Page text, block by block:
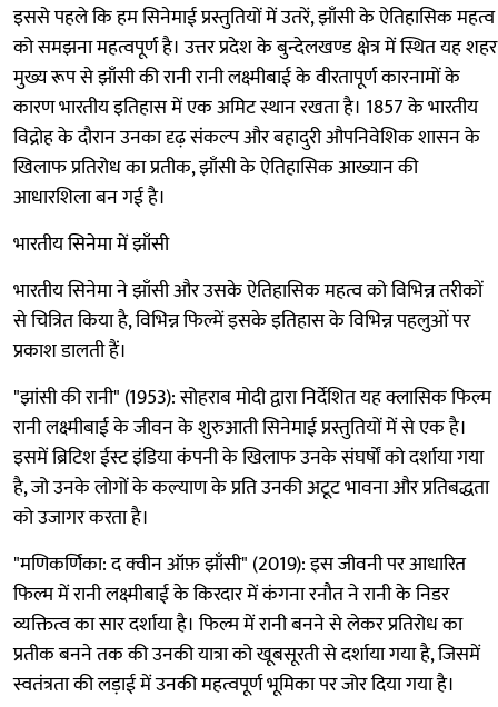
इससे पहले कि हम सिनेमाई प्रस्तुतियों में उतरें, झाँसी के ऐतिहासिक महत्व
को समझना महत्वपूर्ण है। उत्तर प्रदेश के बुन्देलखण्ड क्षेत्र में स्थित यह शहर
मुख्य रूप से झाँसी की रानी रानी लक्ष्मीबाई के वीरतापूर्ण कारनामों के
कारण भारतीय इतिहास में एक अमिट स्थान रखता है। 1857 के भारतीय
विद्रोह के दौरान उनका दृढ़ संकल्प और बहादुरी औपनिवेशिक शासन के
खिलाफ प्रतिरोध का प्रतीक, झाँसी के ऐतिहासिक आख्यान की
आधारशिला बन गई है।
भारतीय सिनेमा में झाँसी
भारतीय सिनेमा ने झाँसी और उसके ऐतिहासिक महत्व को विभिन्न तरीकों
से चित्रित किया है, विभिन्न फिल्में इसके इतिहास के विभिन्न पहलुओं पर
प्रकाश डालती हैं।
"झांसी की रानी" (1953): सोहराब मोदी द्वारा निर्देशित यह क्लासिक फिल्म
रानी लक्ष्मीबाई के जीवन के शुरुआती सिनेमाई प्रस्तुतियों में से एक है।
इसमें ब्रिटिश ईस्ट इंडिया कंपनी के खिलाफ उनके संघर्षों को दर्शाया गया
है, जो उनके लोगों के कल्याण के प्रति उनकी अटूट भावना और प्रतिबद्धता
को उजागर करता है।
"मणिकर्णिका: द क्वीन ऑफ़ झाँसी" (2019): इस जीवनी पर आधारित
फिल्म में रानी लक्ष्मीबाई के किरदार में कंगना रनौत ने रानी के निडर
व्यक्तित्व का सार दर्शाया है। फिल्म में रानी बनने से लेकर प्रतिरोध का
प्रतीक बनने तक की उनकी यात्रा को खूबसूरती से दर्शाया गया है, जिसमें
स्वतंत्रता की लड़ाई में उनकी महत्वपूर्ण भूमिका पर जोर दिया गया है।